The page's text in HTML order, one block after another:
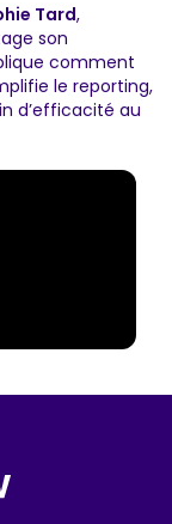
Tard,
son
comment
le reporting,
d’efficacité au